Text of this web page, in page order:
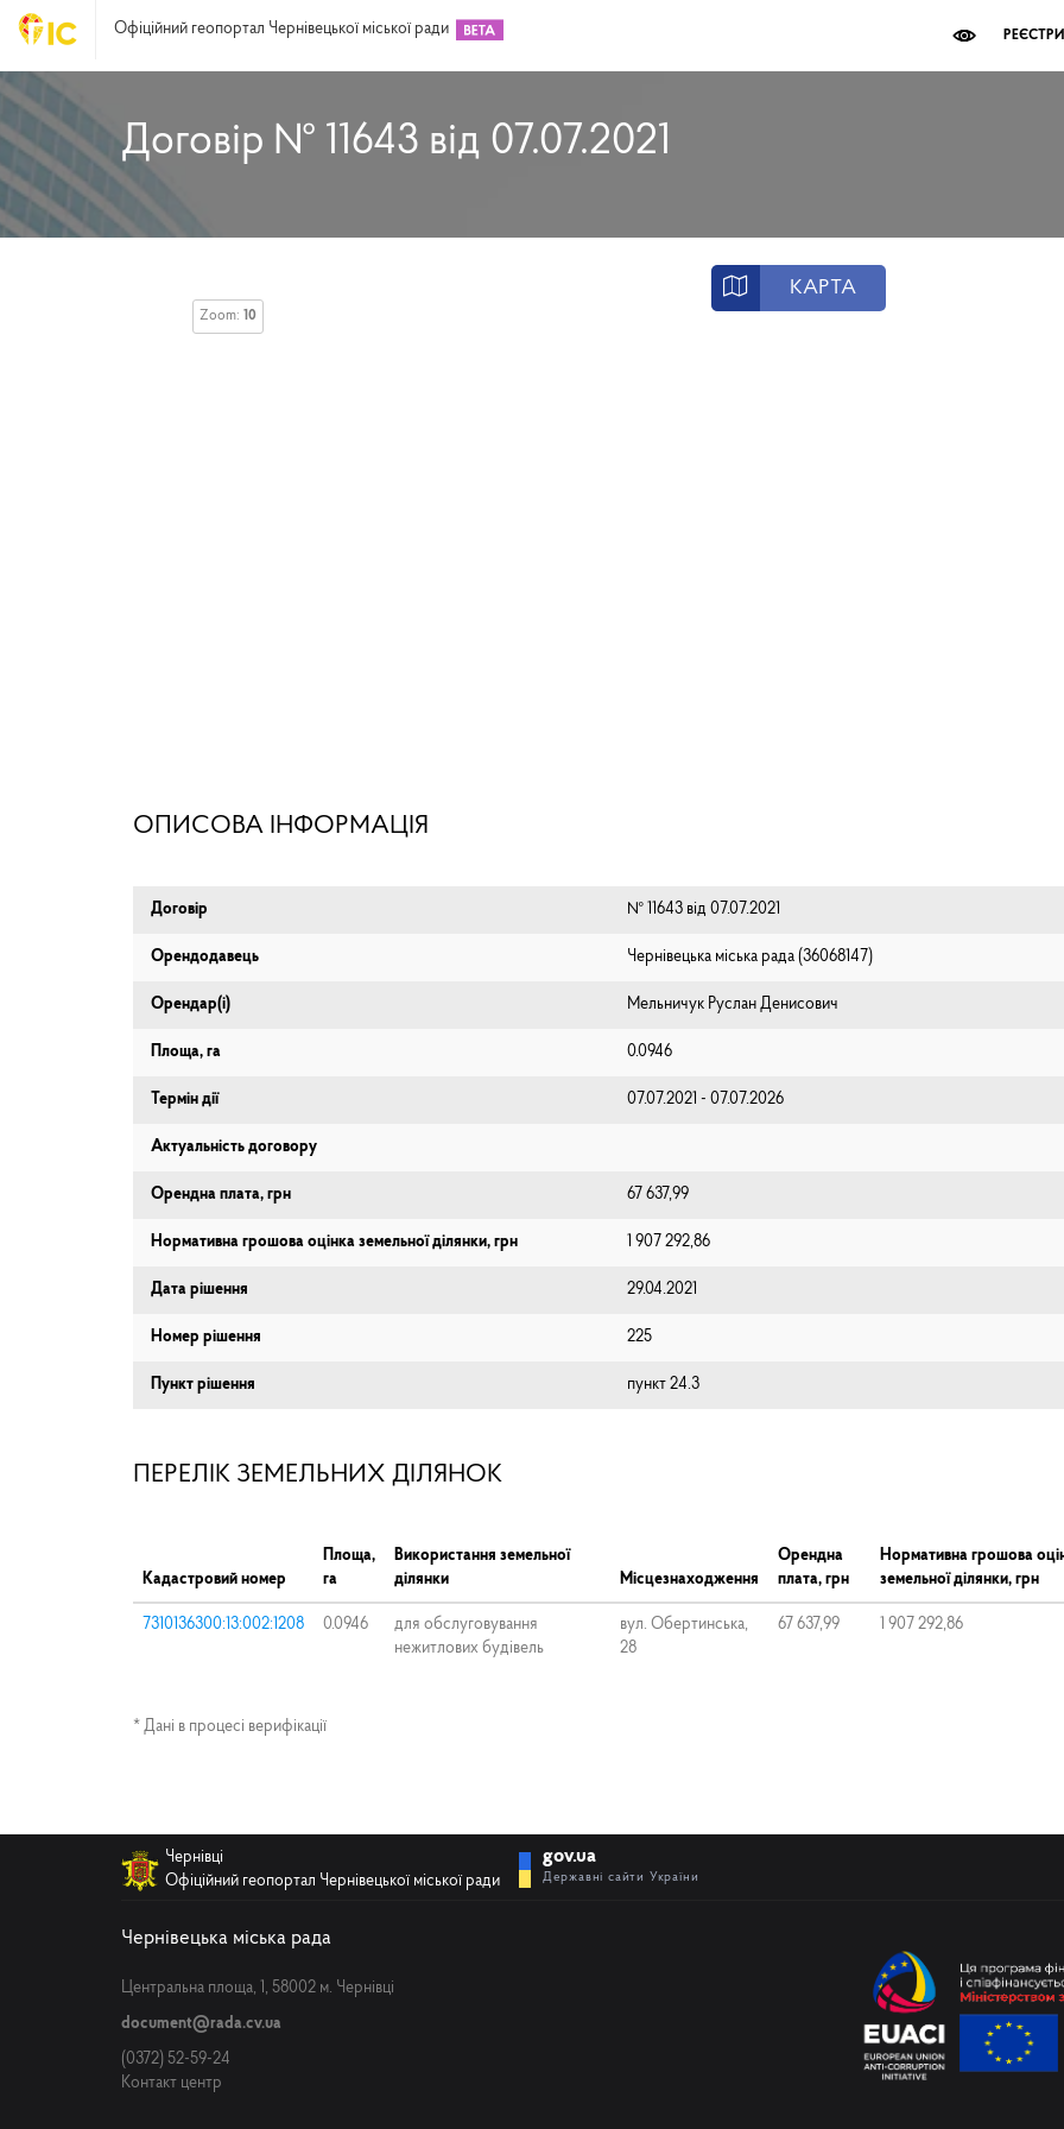
Офіційний геопортал Чернівецької міської ради РЕЄСТРИ
Договір № 11643 від 07.07.2021
КАРТА
Zoom: 10
ОПИСОВА ІНФОРМАЦІЯ
Договір № 11643 від 07.07.2021
Орендодавець Чернівецька міська рада (⁨36068147⁩)
Орендар(і) Мельничук Руслан Денисович
Площа, га 0.0946
Термін дії 07.07.2021 - 07.07.2026
Актуальність договору
Орендна плата, грн 67 637,99
Нормативна грошова оцінка земельної ділянки, грн 1 907 292,86
Дата рішення 29.04.2021
Номер рішення 225
Пункт рішення пункт 24.3
ПЕРЕЛІК ЗЕМЕЛЬНИХ ДІЛЯНОК
Кадастровий номер
Площа,
га
Використання земельної
ділянки
Місцезнаходження
Орендна
плата, грн
Нормативна грошова
земельної ділянки, грн
7310136300:13:002:1208 0.0946
для обслуговування
нежитлових будівель
вул. Обертинська,
28
67 637,99 1 907 292,86
* Дані в процесі верифікації
Чернівці
Офіційний геопортал Чернівецької міської ради
gov.ua
Державні сайти України
Чернівецька міська рада
Центральна площа, 1, 58002 м. Чернівці
document@rada.cv.ua
(0372) 52-59-24
Контакт центр